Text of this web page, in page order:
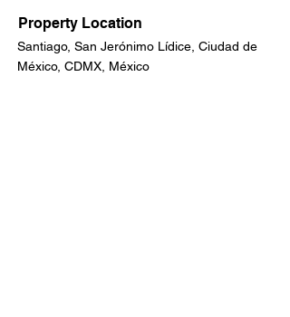
Property Location
Santiago, San Jerónimo Lídice, Ciudad de
México, CDMX, México